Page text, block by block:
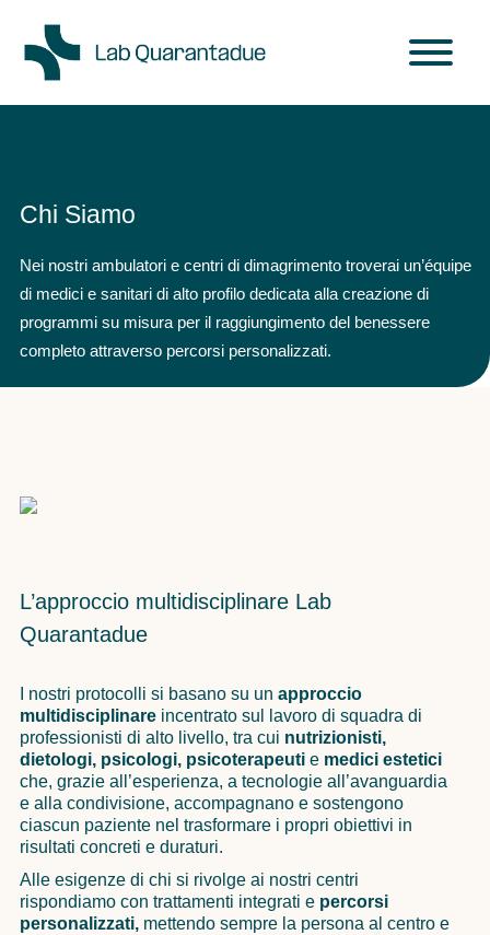
Skip to main content
Chi Siamo
Nei nostri ambulatori e centri di dimagrimento troverai un’équipe
di medici e sanitari di alto profilo dedicata alla creazione di
programmi su misura per il raggiungimento del benessere
completo attraverso percorsi personalizzati.
L’approccio multidisciplinare Lab
Quarantadue
I nostri protocolli si basano su un approccio
multidisciplinareincentrato sul lavoro di squadra di
professionisti di alto livello, tra cui nutrizionisti,
dietologi, psicologi, psicoterapeutie medici estetici
che, grazie all’esperienza, a tecnologie all’avanguardia
e alla condivisione, accompagnano e sostengono
ciascun paziente nel trasformare i propri obiettivi in
risultati concreti e duraturi.
Alle esigenze di chi si rivolge ai nostri centri
rispondiamo con trattamenti integrati e percorsi
personalizzati,mettendo sempre la persona al centro e